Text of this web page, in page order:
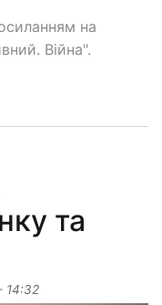
на
Війна".
та
14:32